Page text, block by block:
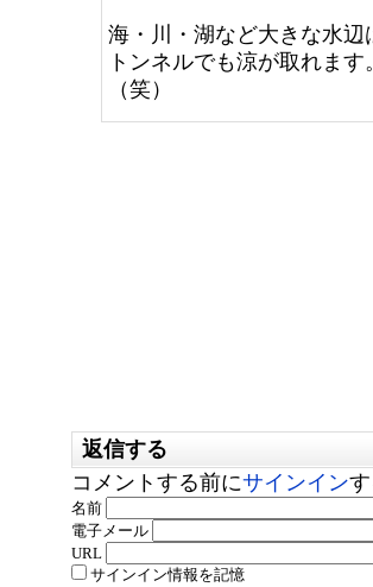
海・川・湖など大きな水
トンネルでも涼が取れま
（笑）
返信する
コメントする前にサインイン
名前
電子メール
URL
サインイン情報を記憶